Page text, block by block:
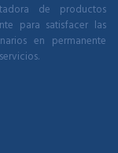
de productos
para satisfacer las
en permanente